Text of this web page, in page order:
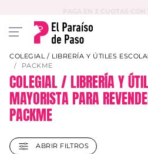
COLEGIAL / LIBRERÍA Y ÚTILES
PACKME
COLEGIAL / LIBRERÍA Y
MAYORISTA PARA
PACKME
ABRIR FILTROS